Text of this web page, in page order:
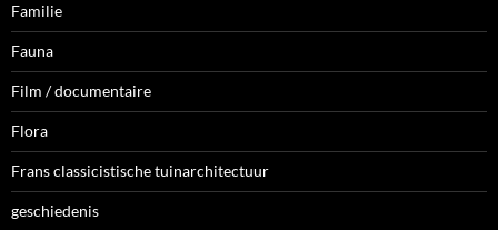
Familie
Fauna
Film / documentaire
Flora
Frans classicistische tuinarchitectuur
geschiedenis